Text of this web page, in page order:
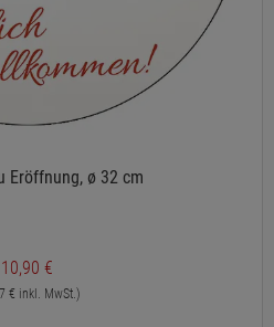
Eröffnung, ø 32 cm
10,90 €
€ inkl. MwSt.)